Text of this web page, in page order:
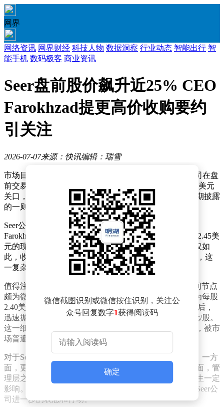
网界
网络资讯 网界财经 科技人物 数据洞察 行业动态 智能出行 智
能手机 数码极客 商业资讯
Seer盘前股价飙升近25% CEO
Farokhzad提更高价收购要约
引关注
2026-07-07来源：快讯编辑：瑞雪
市场目光再度聚焦Seer（SEER.US），这家生物科技公司在盘
前交易时段掀起波澜，股价大幅拉升近25%，一举突破2美元
关口，展现出强劲的上涨势头。此次股价异动与公司近期披露
的一则重大消息密切相关。
Seer公司对外宣布，收到了首席执行官兼董事长Omid
Farokhzad抛出的非约束性收购要约。该要约计划以每股2.45美
元的现金价格，收购公司全部已发行的A类普通股。不仅如
此，收购方案还附加了两项独立的或有价值权（CVR），这
一复杂的交易结构引发了市场的广泛关注。
值得注意的是，Omid Farokhzad此次提出收购方案的时间节点
颇为微妙。此前，Radoff财团曾发出收购要约，其报价为每股
2.40美元。而Omid Farokhzad选择在Radoff财团要约到期后，
迅速抛出自己的方案，且报价较Radoff财团高出0.05美元/股。
这一细微的价格差异，在资本市场上却引发了轩然大波，被市
场普遍解读为管理层对公司控制权的直接争夺。
对于Seer公司而言，这场控制权争夺战无疑充满了变数。一方
面，更高的报价或许能为股东带来更多的利益；另一方面，管
理层之间的争夺也可能对公司的日常运营和战略规划产生一定
影响。市场各方都在密切关注着事件的后续发展，等待Seer公
司进一步的表态和行动。
微信截图识别或微信按住识别，关注公
众号回复数字1获得阅读码
确定